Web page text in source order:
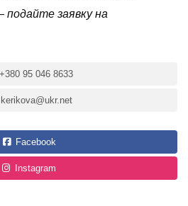
подайте заявку на
+380 95 046 8633
kerikova@ukr.net
Facebook
Instagram